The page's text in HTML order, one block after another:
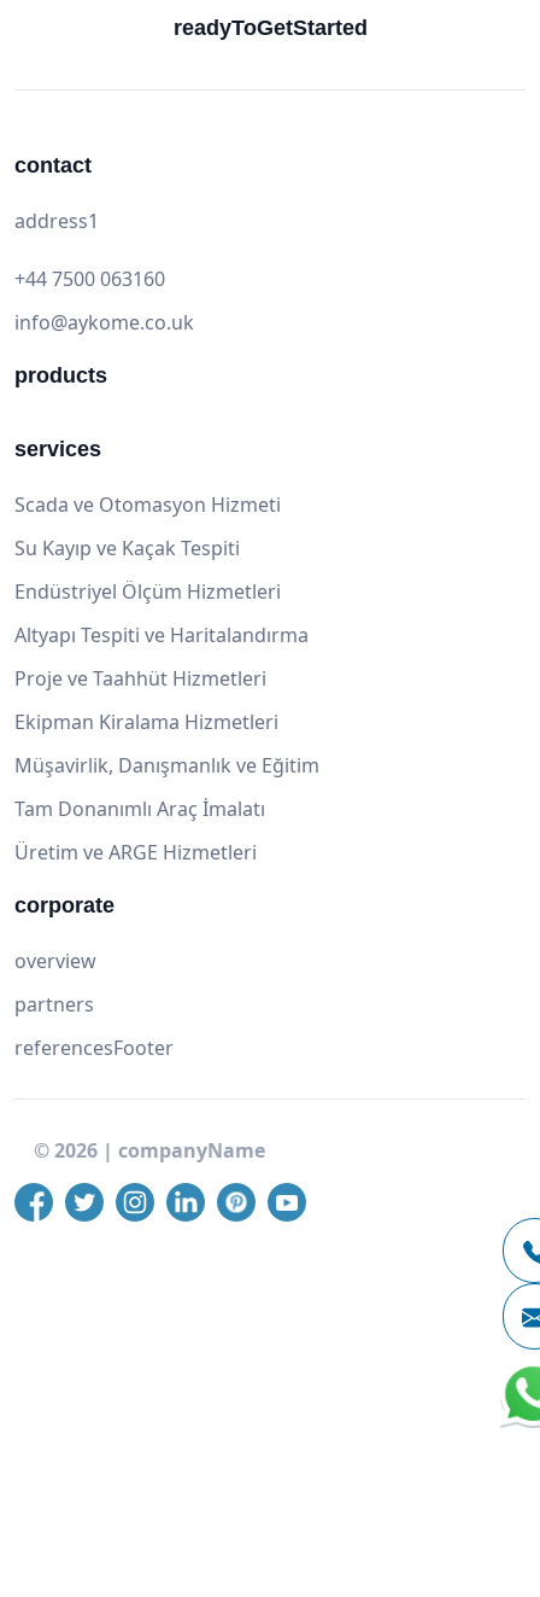
readyToGetStarted
contact
address1
+44 7500 063160
info@aykome.co.uk
products
services
Scada ve Otomasyon Hizmeti
Su Kayıp ve Kaçak Tespiti
Endüstriyel Ölçüm Hizmetleri
Altyapı Tespiti ve Haritalandırma
Proje ve Taahhüt Hizmetleri
Ekipman Kiralama Hizmetleri
Müşavirlik, Danışmanlık ve Eğitim
Tam Donanımlı Araç İmalatı
Üretim ve ARGE Hizmetleri
corporate
overview
partners
referencesFooter
©2026 | companyName